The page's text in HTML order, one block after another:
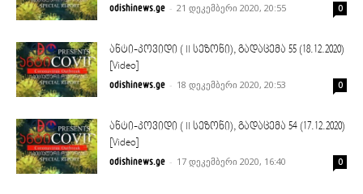
odishinews.ge - 21 დეკემბერი 2020, 20:55 0
ანტი-კოვიდი ( II სეზონი), გადაცემა 55 (18.12.2020)
[Video]
odishinews.ge - 18 დეკემბერი 2020, 20:53 0
ანტი-კოვიდი ( II სეზონი), გადაცემა 54 (17.12.2020)
[Video]
odishinews.ge - 17 დეკემბერი 2020, 16:40 0